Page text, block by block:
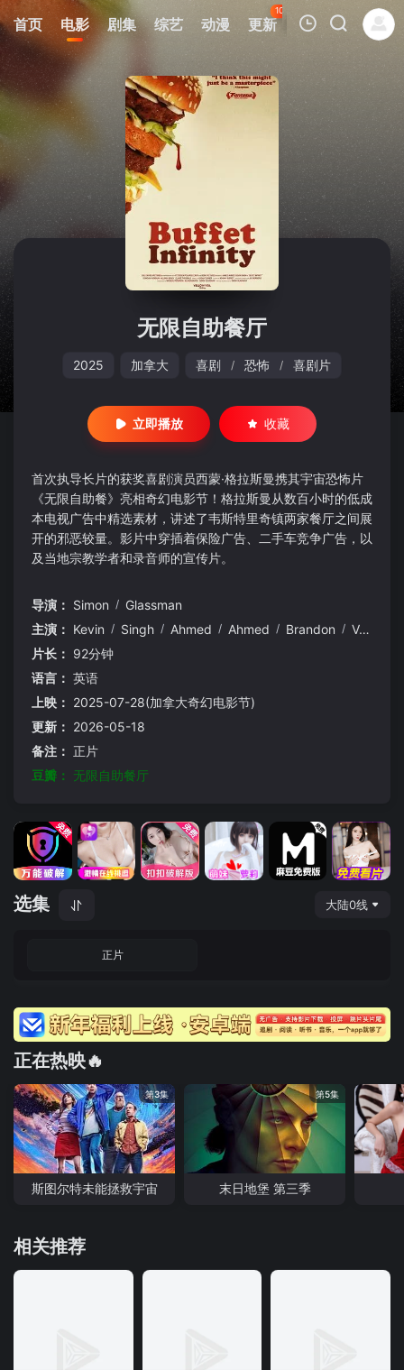
首页 电影 剧集 综艺 动漫 更新
104
热榜 APP
我的观影记录
无限自助餐厅
2025 加拿大 喜剧 / 恐怖 / 喜剧片
立即播放 收藏
首次执导长片的获奖喜剧演员西蒙·格拉斯曼携其宇宙恐怖片
《无限自助餐》亮相奇幻电影节！格拉斯曼从数百小时的低成
本电视广告中精选素材，讲述了韦斯特里奇镇两家餐厅之间展
开的邪恶较量。影片中穿插着保险广告、二手车竞争广告，以
及当地宗教学者和录音师的宣传片。
导演： Simon / Glassman
主演： Kevin / Singh / Ahmed / Ahmed / Brandon / Vanderwall
片长： 92分钟
语言： 英语
上映： 2025-07-28(加拿大奇幻电影节)
更新： 2026-05-18
备注： 正片
豆瓣： 无限自助餐厅
选集 大陆0线
正片
正在热映🔥
第3集
斯图尔特未能拯救宇宙
第5集
末日地堡 第三季
相关推荐